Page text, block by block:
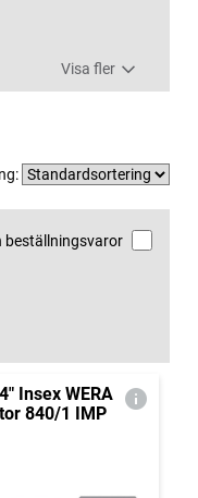
Visa fler
beställningsvaror
Insex WERA
840/1 IMP